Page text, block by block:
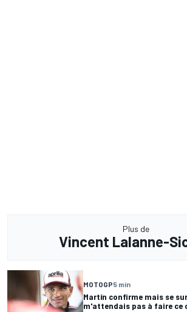
Plus de
Vincent Lalanne-
MOTOGP5 min
Martín confirme mais se
m'attendais pas à faire ce